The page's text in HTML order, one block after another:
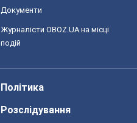
Документи
Журналісти OBOZ.UA на місці
подій
Політика
Розслідування